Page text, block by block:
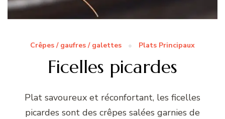
Crêpes / gaufres / galettes Plats Principaux
Ficelles picardes
Plat savoureux et réconfortant, les ficelles
picardes sont des crêpes salées garnies de